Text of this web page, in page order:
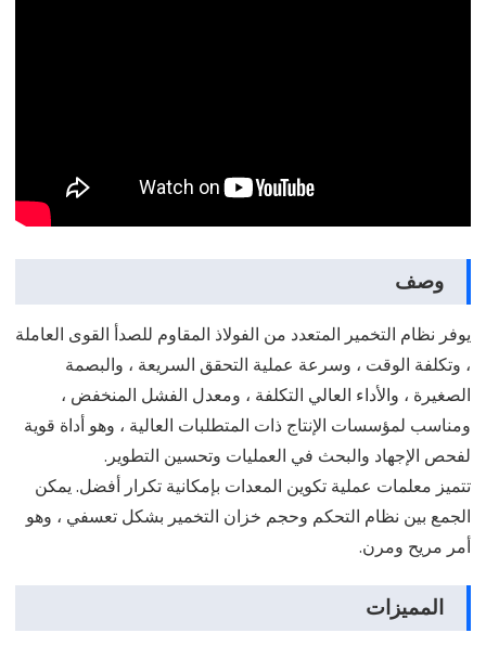
وصف
يوفر نظام التخمير المتعدد من الفولاذ المقاوم للصدأ القوى العاملة
، وتكلفة الوقت ، وسرعة عملية التحقق السريعة ، والبصمة
الصغيرة ، والأداء العالي التكلفة ، ومعدل الفشل المنخفض ،
ومناسب لمؤسسات الإنتاج ذات المتطلبات العالية ، وهو أداة قوية
لفحص الإجهاد والبحث في العمليات وتحسين التطوير.
تتميز معلمات عملية تكوين المعدات بإمكانية تكرار أفضل. يمكن
الجمع بين نظام التحكم وحجم خزان التخمير بشكل تعسفي ، وهو
أمر مريح ومرن.
المميزات